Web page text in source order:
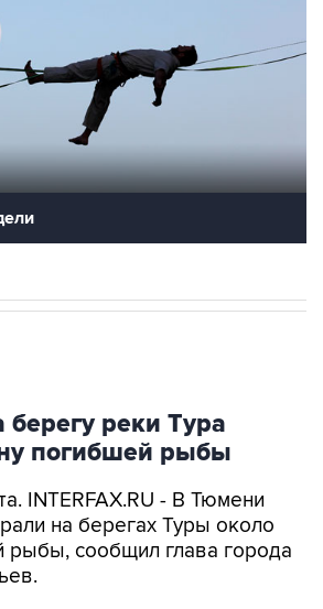
реки Тура
погибшей рыбы
INTERFAX.RU - В Тюмени
на берегах Туры около
рыбы, сообщил глава города